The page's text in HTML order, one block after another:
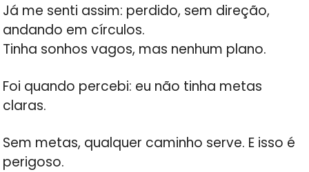
Já me senti assim: perdido, sem direção,
andando em círculos.
Tinha sonhos vagos, mas nenhum plano.
Foi quando percebi: eu não tinha metas
claras.
Sem metas, qualquer caminho serve. E isso é
perigoso.